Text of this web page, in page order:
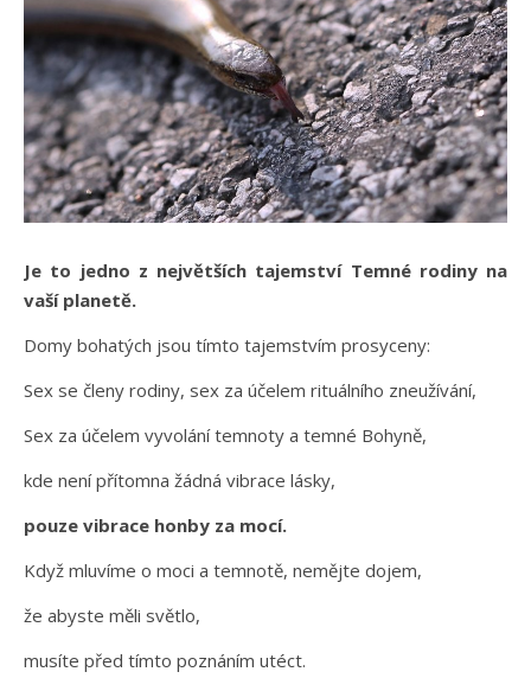
Je to jedno z největších tajemství Temné rodiny na
vaší planetě.
Domy bohatých jsou tímto tajemstvím prosyceny:
Sex se členy rodiny, sex za účelem rituálního zneužívání,
Sex za účelem vyvolání temnoty a temné Bohyně,
kde není přítomna žádná vibrace lásky,
pouze vibrace honby za mocí.
Když mluvíme o moci a temnotě, nemějte dojem,
že abyste měli světlo,
musíte před tímto poznáním utéct.